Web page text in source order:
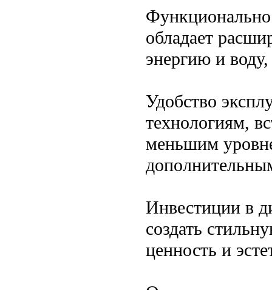
обладает
энергию и
Удобство
технологиям,
меньшим
Инвестиции в
создать
ценность и